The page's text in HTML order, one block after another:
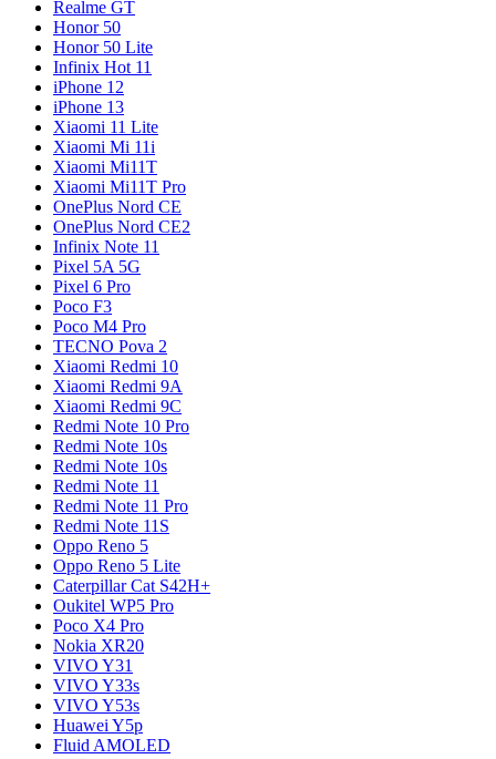
Realme GT
Honor 50
Honor 50 Lite
Infinix Hot 11
iPhone 12
iPhone 13
Xiaomi 11 Lite
Xiaomi Mi 11i
Xiaomi Mi11T
Xiaomi Mi11T Pro
OnePlus Nord CE
OnePlus Nord CE2
Infinix Note 11
Pixel 5A 5G
Pixel 6 Pro
Poco F3
Poco M4 Pro
TECNO Pova 2
Xiaomi Redmi 10
Xiaomi Redmi 9A
Xiaomi Redmi 9C
Redmi Note 10 Pro
Redmi Note 10s
Redmi Note 10s
Redmi Note 11
Redmi Note 11 Pro
Redmi Note 11S
Oppo Reno 5
Oppo Reno 5 Lite
Caterpillar Cat S42H+
Oukitel WP5 Pro
Poco X4 Pro
Nokia XR20
VIVO Y31
VIVO Y33s
VIVO Y53s
Huawei Y5p
Fluid AMOLED